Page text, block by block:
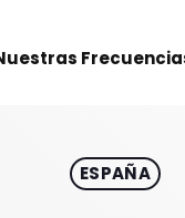
ESPAÑA